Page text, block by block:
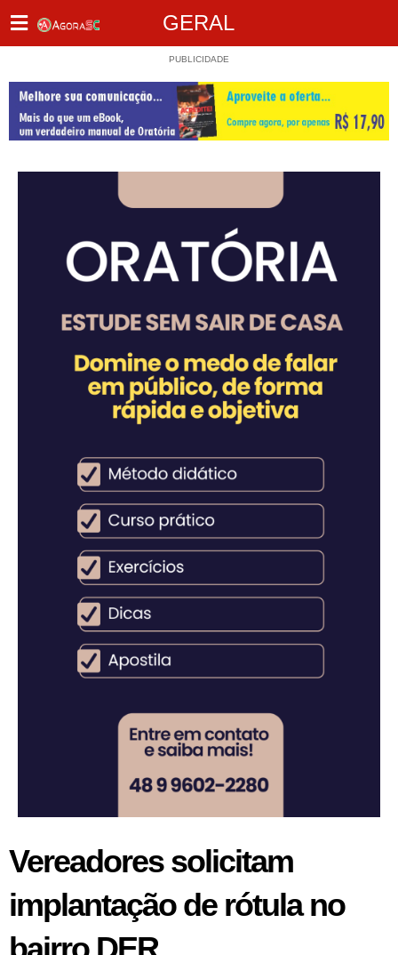
GERAL
PUBLICIDADE
Vereadores solicitam
implantação de rótula no